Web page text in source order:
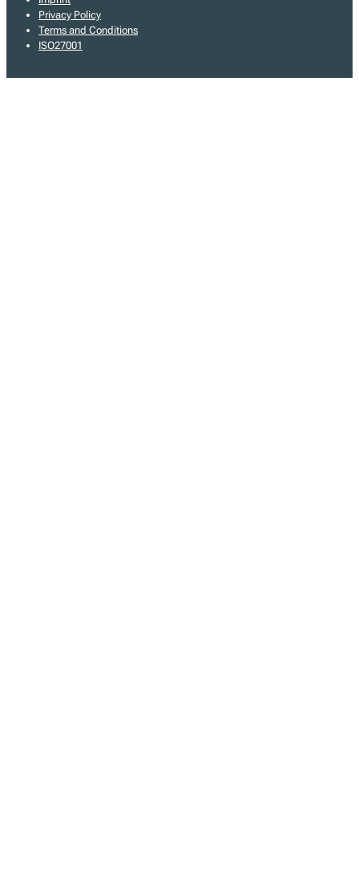
Privacy Policy
Terms and Conditions
ISO27001